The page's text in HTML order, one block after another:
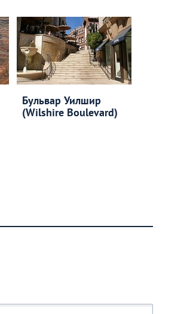
Бульвар Уилшир
(Wilshire Boulevard)